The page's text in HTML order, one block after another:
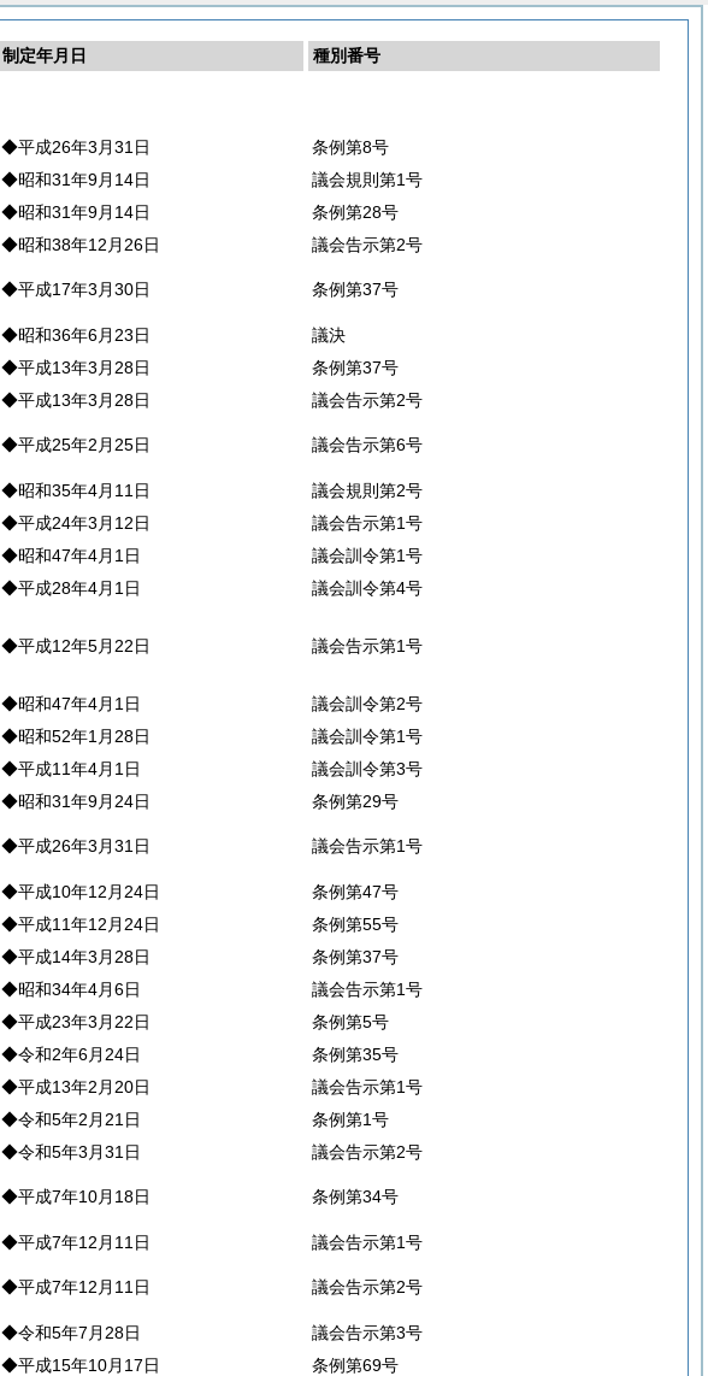
制定年月日
種別番号
◆平成26年3月31日
条例第8号
◆昭和31年9月14日
議会規則第1号
◆昭和31年9月14日
条例第28号
◆昭和38年12月26日
議会告示第2号
◆平成17年3月30日 条例第37号
◆昭和36年6月23日
議決
◆平成13年3月28日
条例第37号
◆平成13年3月28日
議会告示第2号
◆平成25年2月25日 議会告示第6号
◆昭和35年4月11日
議会規則第2号
◆平成24年3月12日
議会告示第1号
◆昭和47年4月1日
議会訓令第1号
◆平成28年4月1日
議会訓令第4号
◆平成12年5月22日 議会告示第1号
◆昭和47年4月1日
議会訓令第2号
◆昭和52年1月28日
議会訓令第1号
◆平成11年4月1日
議会訓令第3号
◆昭和31年9月24日
条例第29号
◆平成26年3月31日 議会告示第1号
◆平成10年12月24日
条例第47号
◆平成11年12月24日
条例第55号
◆平成14年3月28日
条例第37号
◆昭和34年4月6日
議会告示第1号
◆平成23年3月22日
条例第5号
◆令和2年6月24日
条例第35号
◆平成13年2月20日
議会告示第1号
◆令和5年2月21日
条例第1号
◆令和5年3月31日
議会告示第2号
◆平成7年10月18日 条例第34号
◆平成7年12月11日
議会告示第1号
◆平成7年12月11日 議会告示第2号
◆令和5年7月28日
議会告示第3号
◆平成15年10月17日
条例第69号